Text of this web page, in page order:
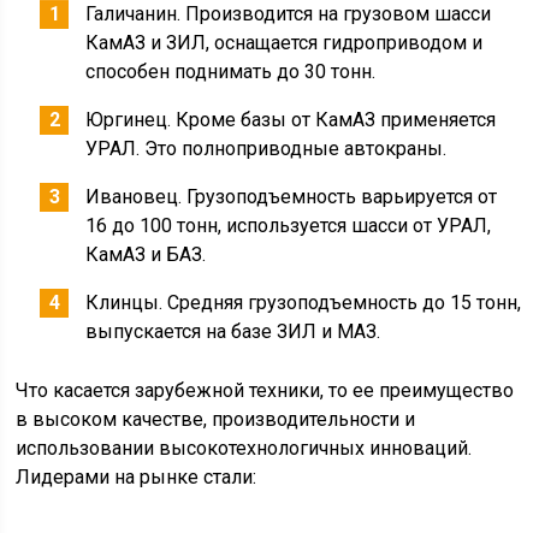
Галичанин. Производится на грузовом шасси
КамАЗ и ЗИЛ, оснащается гидроприводом и
способен поднимать до 30 тонн.
Юргинец. Кроме базы от КамАЗ применяется
УРАЛ. Это полноприводные автокраны.
Ивановец. Грузоподъемность варьируется от
16 до 100 тонн, используется шасси от УРАЛ,
КамАЗ и БАЗ.
Клинцы. Средняя грузоподъемность до 15 тонн,
выпускается на базе ЗИЛ и МАЗ.
Что касается зарубежной техники, то ее преимущество
в высоком качестве, производительности и
использовании высокотехнологичных инноваций.
Лидерами на рынке стали: